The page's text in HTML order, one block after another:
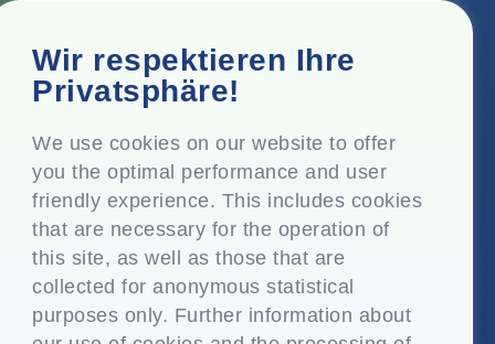
Wir respektieren Ihre
Privatsphäre!
We use cookies on our website to offer
you the optimal performance and user
friendly experience. This includes cookies
that are necessary for the operation of
this site, as well as those that are
collected for anonymous statistical
purposes only. Further information about
Firmensitz
Top Floor, Times Tower, Kamala City, Senapati Bapat
Marg, Lower Parel, Mumbai - 400 013, Maharashtra,
Eingetragener Sitz
P.O. Vasind, Taluka Shahapur, Dist. Thane - 421 604,
Maharashtra Indien
+91-22-24819000
info@eplglobal.com